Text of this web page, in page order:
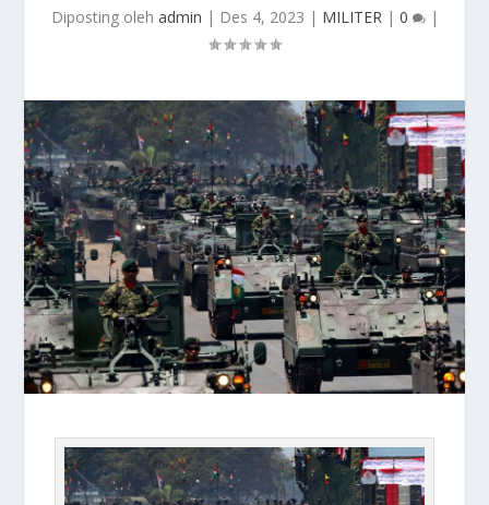
Diposting oleh admin | Des 4, 2023 | MILITER| 0 |